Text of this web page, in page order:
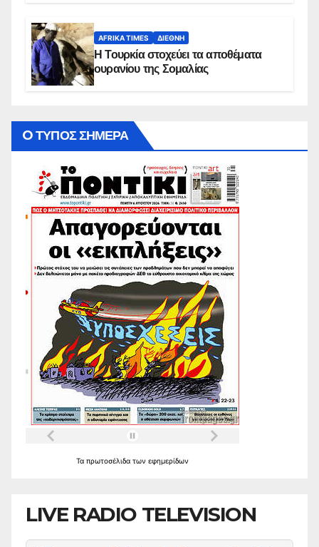
AFRIKA TIMES ΔΙΕΘΝΉ
Η Τουρκία στοχεύει τα αποθέματα
ουρανίου της Σομαλίας
O ΤΥΠΟΣ ΣΗΜΕΡΑ
Τα πρωτοσέλιδα των εφημερίδων
LIVE RADIO TELEVISION